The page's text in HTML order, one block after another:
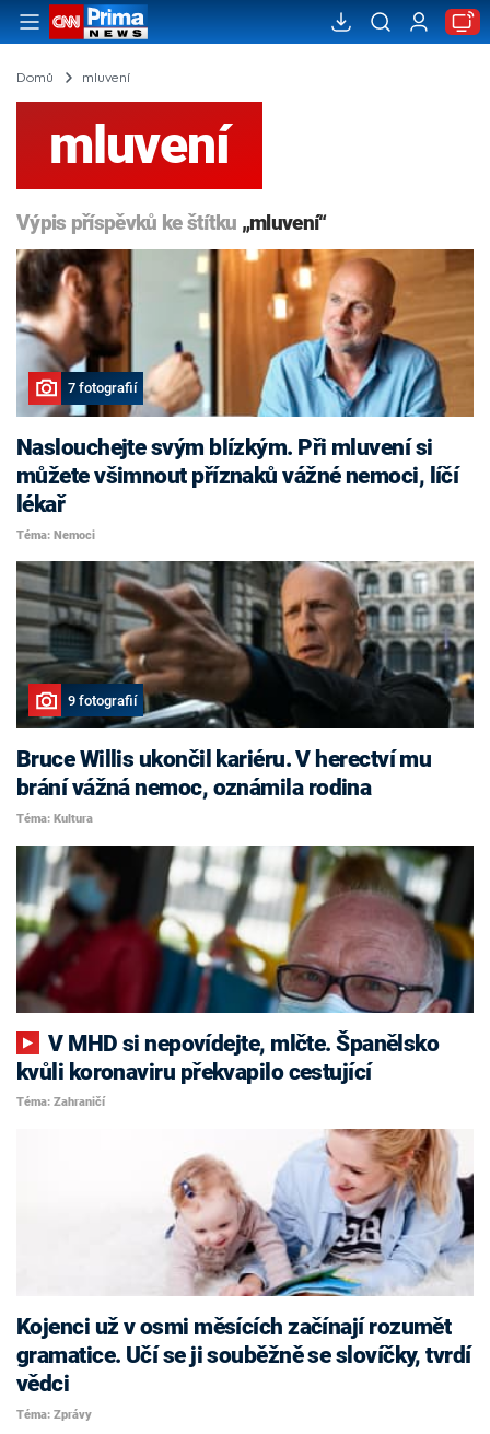
Domů mluvení
mluvení
Výpis příspěvků ke štítku „mluvení“
7 fotografií
Naslouchejte svým blízkým. Při mluvení si
můžete všimnout příznaků vážné nemoci, líčí
lékař
Téma: Nemoci
9 fotografií
Bruce Willis ukončil kariéru. V herectví mu
brání vážná nemoc, oznámila rodina
Téma: Kultura
V MHD si nepovídejte, mlčte. Španělsko
kvůli koronaviru překvapilo cestující
Téma: Zahraničí
Kojenci už v osmi měsících začínají rozumět
gramatice. Učí se ji souběžně se slovíčky, tvrdí
vědci
Téma: Zprávy